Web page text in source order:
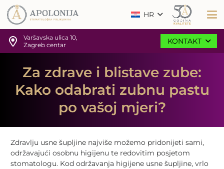
HR
Varšavska ulica 10,
Zagreb centar
KONTAKT
Za zdrave i blistave zube:
Kako odabrati zubnu pastu
po vašoj mjeri?
Zdravlju usne šupljine najviše možemo pridonijeti sami,
održavajući osobnu higijenu te redovitim posjetom
stomatologu. Kod održavanja higijene usne šupljine, vrlo